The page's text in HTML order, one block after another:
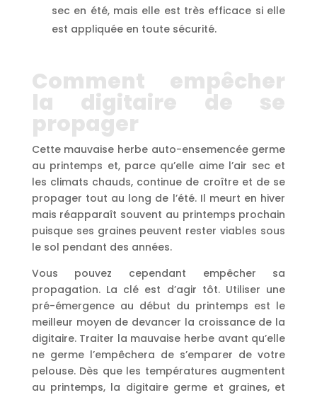
sec en été, mais elle est très efficace si elle
est appliquée en toute sécurité.
Comment empêcher
la digitaire de se
propager
Cette mauvaise herbe auto-ensemencée germe
au printemps et, parce qu’elle aime l’air sec et
les climats chauds, continue de croître et de se
propager tout au long de l’été. Il meurt en hiver
mais réapparaît souvent au printemps prochain
puisque ses graines peuvent rester viables sous
le sol pendant des années.
Vous pouvez cependant empêcher sa
propagation. La clé est d’agir tôt. Utiliser une
pré-émergence au début du printemps est le
meilleur moyen de devancer la croissance de la
digitaire. Traiter la mauvaise herbe avant qu’elle
ne germe l’empêchera de s’emparer de votre
pelouse. Dès que les températures augmentent
au printemps, la digitaire germe et graines, et